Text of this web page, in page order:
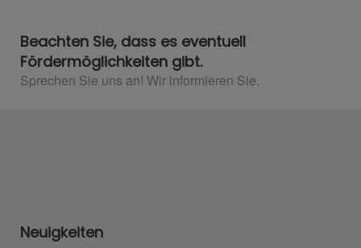
Beachten Sie, dass es eventuell
Fördermöglichkeiten gibt.
Sprechen Sie uns an! Wir informieren Sie.
Neuigkeiten